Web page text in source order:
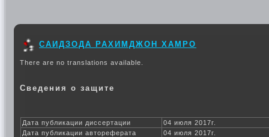
САИДЗОДА РАХИМДЖОН ХАМРО
There are no translations available.
Сведения о защите
Дата публикации диссертации
04 июля 2017г.
Дата публикации автореферата
04 июля 2017г.